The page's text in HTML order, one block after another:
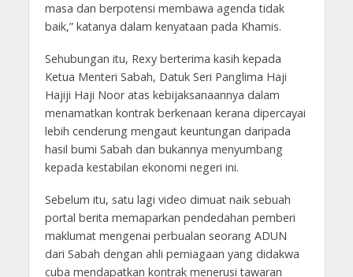
masa dan berpotensi membawa agenda tidak
baik,” katanya dalam kenyataan pada Khamis.
Sehubungan itu, Rexy berterima kasih kepada
Ketua Menteri Sabah, Datuk Seri Panglima Haji
Hajiji Haji Noor atas kebijaksanaannya dalam
menamatkan kontrak berkenaan kerana dipercayai
lebih cenderung mengaut keuntungan daripada
hasil bumi Sabah dan bukannya menyumbang
kepada kestabilan ekonomi negeri ini.
Sebelum itu, satu lagi video dimuat naik sebuah
portal berita memaparkan pendedahan pemberi
maklumat mengenai perbualan seorang ADUN
dari Sabah dengan ahli perniagaan yang didakwa
cuba mendapatkan kontrak menerusi tawaran